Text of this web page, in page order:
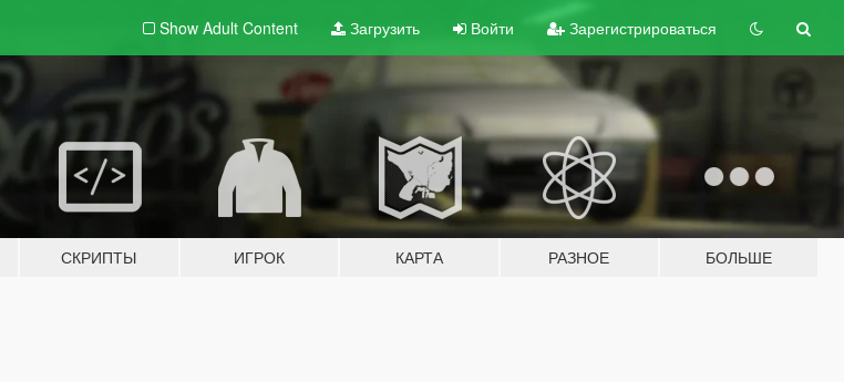
Show Adult Content Загрузить Войти Зарегистрироваться
СКРИПТЫ ИГРОК КАРТА РАЗНОЕ БОЛЬШЕ